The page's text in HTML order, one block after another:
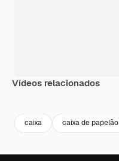
Vídeos relacionados
caixa caixa de papelão